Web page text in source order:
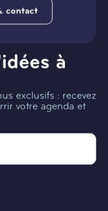
contact
à
exclusifs : recevez
votre agenda et